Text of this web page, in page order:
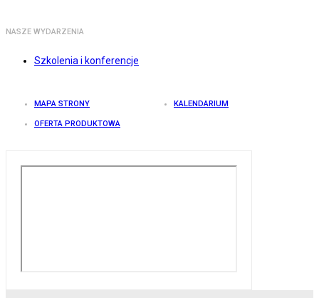
NASZE WYDARZENIA
Szkolenia i konferencje
MAPA STRONY KALENDARIUM
OFERTA PRODUKTOWA